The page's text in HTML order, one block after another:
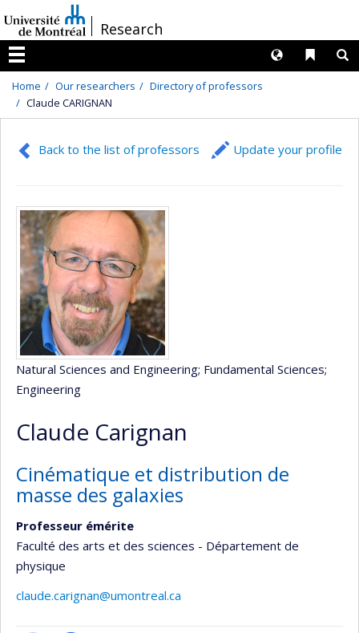
au
contenu
/Research
Menu
Liens
Langues
Home Our researchers
Directory of professors
Claude CARIGNAN
Back to the list of professors Update your profile
Natural Sciences and Engineering; Fundamental Sciences;
Engineering
Claude Carignan
Cinématique et distribution de
masse des galaxies
Professeur émérite
Faculté des arts et des sciences - Département de
physique
claude.carignan@umontreal.ca